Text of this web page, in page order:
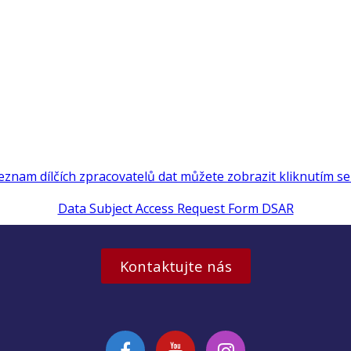
dílčích zpracovatelů dat můžete zobrazit kliknutím
Data Subject Access Request Form DSAR
Kontaktujte nás